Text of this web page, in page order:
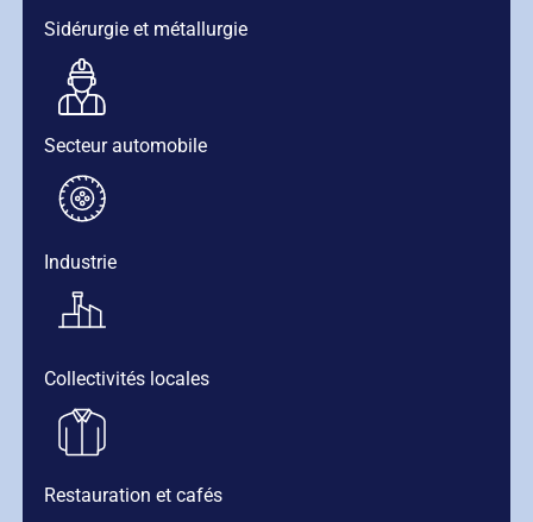
Sidérurgie et métallurgie
Secteur automobile
Industrie
Collectivités locales
Restauration et cafés